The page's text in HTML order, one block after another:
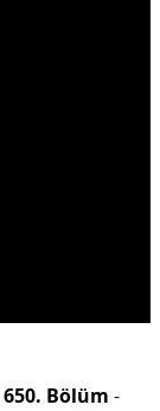
650. Bölüm -